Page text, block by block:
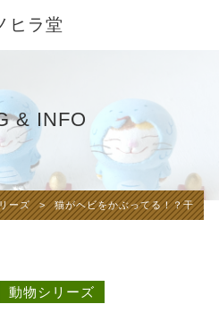
ヒラ堂
& INFO
ーズ > 猫がヘビをかぶってる！？干支猫
動物シリーズ